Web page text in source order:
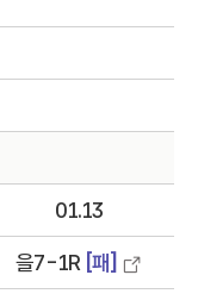
01.13
을7-1R [패]